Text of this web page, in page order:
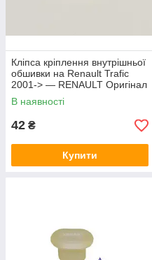
Кліпса кріплення внутрішньої
обшивки на Renault Trafic
2001-> — RENAULT Оригінал
- 7711429839
В наявності
42 ₴
Купити